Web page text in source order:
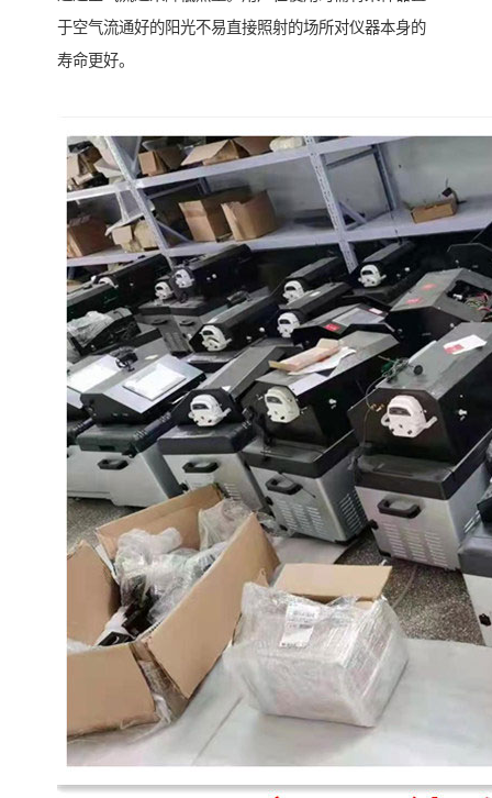
于空气流通好的阳光不易直接照射的场所对仪器本身的
寿命更好。